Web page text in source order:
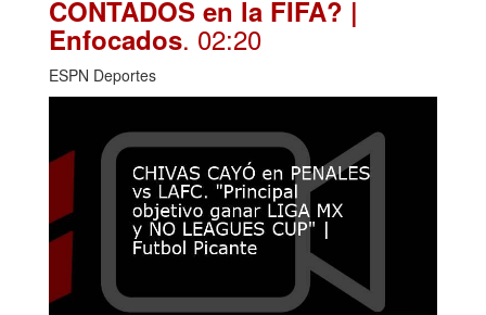
CONTADOS en la FIFA? |
Enfocados. 02:20
ESPN Deportes